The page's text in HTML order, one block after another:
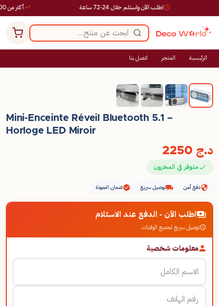
أكثر من 10,000 طلب ناجح اطلب الآن واستلم خلال 24-72 ساعة
الرئيسية المتجر اتصل بنا
Mini-Enceinte Réveil Bluetooth 5.1 –
Horloge LED Miroir
د.ج
متوفر في المخزون
دفع آمن توصيل سريع ضمان الجودة
اطلب الآن - الدفع عند الاستلام
توصيل سريع لجميع الولايات
معلومات شخصية